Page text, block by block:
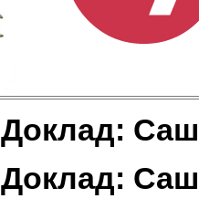
Доклад:
Доклад: